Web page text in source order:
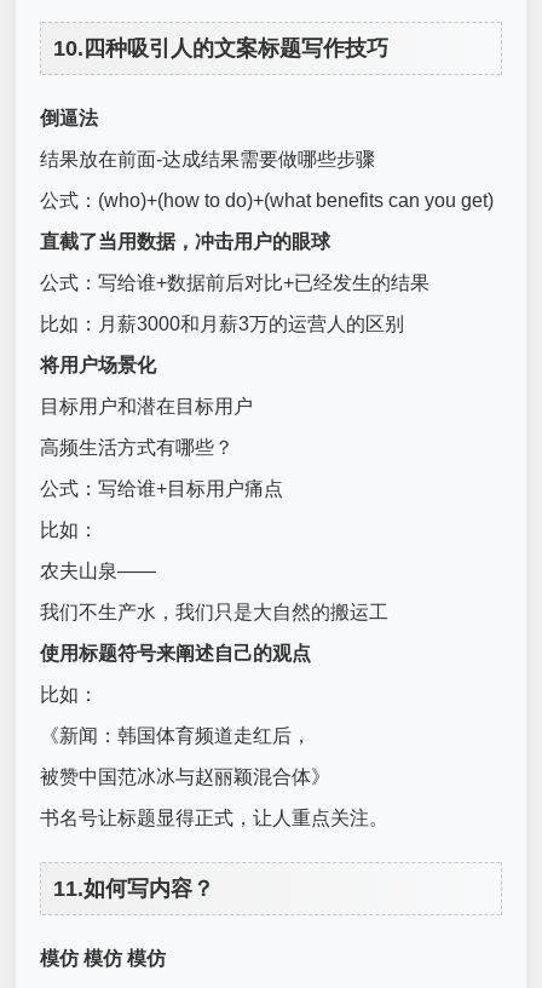
10.四种吸引人的文案标题写作技巧
倒逼法
结果放在前面-达成结果需要做哪些步骤
公式：(who)+(how to do)+(what benefits can you get)
直截了当用数据，冲击用户的眼球
公式：写给谁+数据前后对比+已经发生的结果
比如：月薪3000和月薪3万的运营人的区别
将用户场景化
目标用户和潜在目标用户
高频生活方式有哪些？
公式：写给谁+目标用户痛点
比如：
农夫山泉——
我们不生产水，我们只是大自然的搬运工
使用标题符号来阐述自己的观点
比如：
《新闻：韩国体育频道走红后，
被赞中国范冰冰与赵丽颖混合体》
书名号让标题显得正式，让人重点关注。
11.如何写内容？
模仿 模仿 模仿